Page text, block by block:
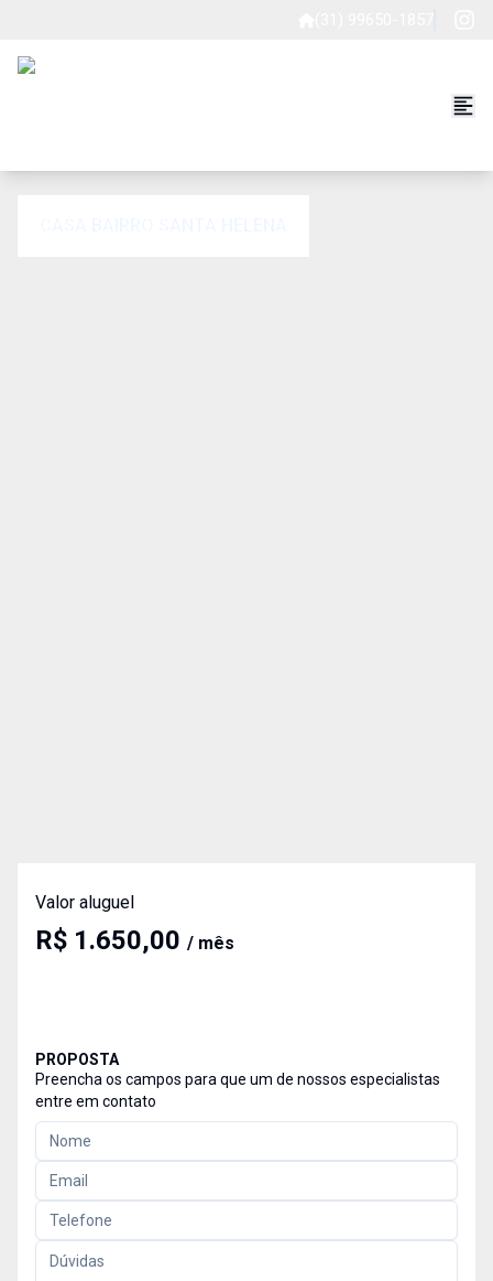
Valor aluguel
R$ 1.650,00 / mês
PROPOSTA
Preencha os campos para que um de nossos especialistas
entre em contato